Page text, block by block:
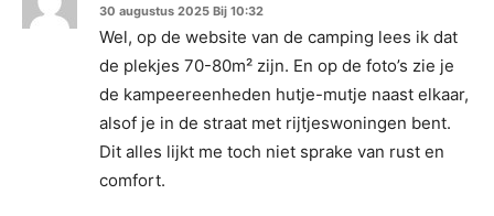
30 augustus 2025 Bij 10:32
Wel, op de website van de camping lees ik dat
de plekjes 70-80m² zijn. En op de foto’s zie je
de kampeereenheden hutje-mutje naast elkaar,
alsof je in de straat met rijtjeswoningen bent.
Dit alles lijkt me toch niet sprake van rust en
comfort.